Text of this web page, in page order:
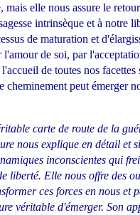
mais elle nous assure le
intrinsèque et à notre
de maturation et
l'amour de soi, par
de toutes nos facettes
cheminement peut émerger
carte de route de la
nous explique en détail et
inconscientes qui
liberté. Elle nous offre des
ces forces en nous et
véritable d'émerger. Son